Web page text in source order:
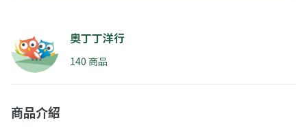
奧丁丁洋行
140 商品
商品介紹